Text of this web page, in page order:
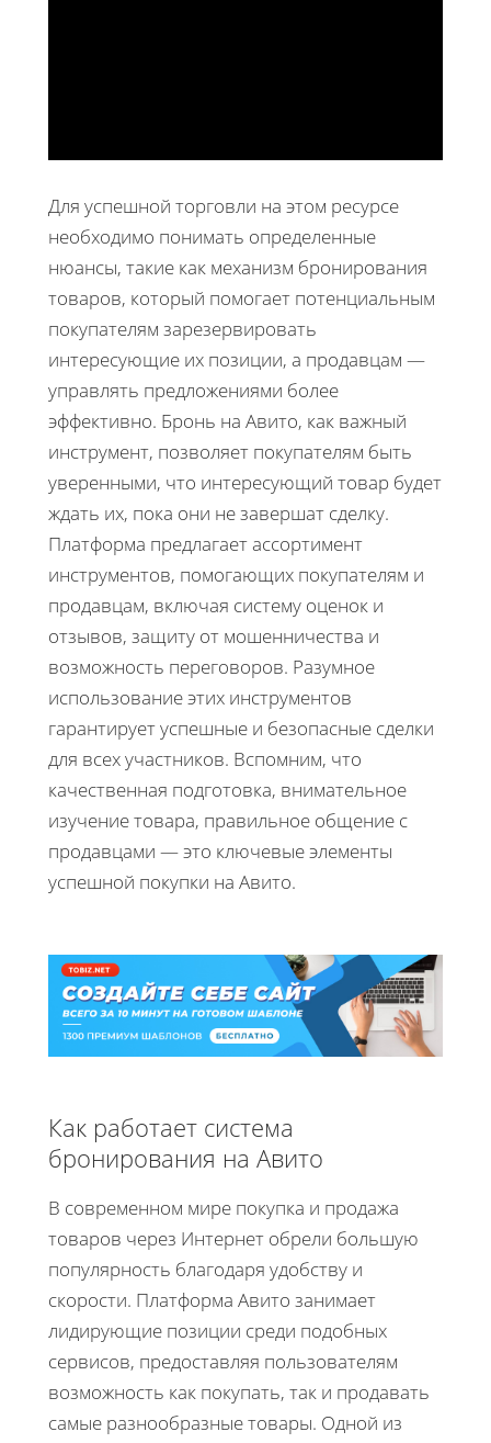
Для успешной торговли на этом ресурсе
необходимо понимать определенные
нюансы, такие как механизм бронирования
товаров, который помогает потенциальным
покупателям зарезервировать
интересующие их позиции, а продавцам —
управлять предложениями более
эффективно. Бронь на Авито, как важный
инструмент, позволяет покупателям быть
уверенными, что интересующий товар будет
ждать их, пока они не завершат сделку.
Платформа предлагает ассортимент
инструментов, помогающих покупателям и
продавцам, включая систему оценок и
отзывов, защиту от мошенничества и
возможность переговоров. Разумное
использование этих инструментов
гарантирует успешные и безопасные сделки
для всех участников. Вспомним, что
качественная подготовка, внимательное
изучение товара, правильное общение с
продавцами — это ключевые элементы
успешной покупки на Авито.
Как работает система
бронирования на Авито
В современном мире покупка и продажа
товаров через Интернет обрели большую
популярность благодаря удобству и
скорости. Платформа Авито занимает
лидирующие позиции среди подобных
сервисов, предоставляя пользователям
возможность как покупать, так и продавать
самые разнообразные товары. Одной из